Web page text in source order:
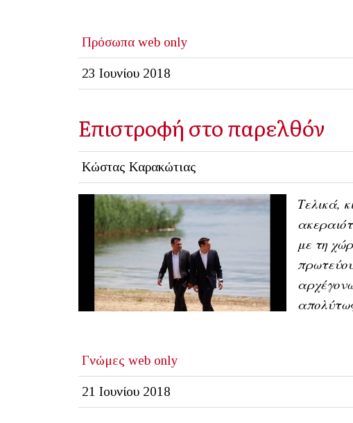
Πρόσωπα web only
23 Ιουνίου 2018
Επιστροφή στο παρελθόν
Κώστας Καρακώτιας
Τελικά,
με τη
Γνώμες web only
21 Ιουνίου 2018